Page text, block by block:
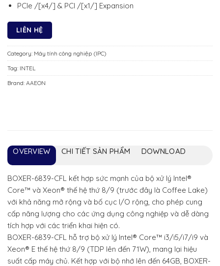
PCIe /[x4/] & PCI /[x1/] Expansion
LIÊN HỆ
Category: Máy tính công nghiệp (IPC)
Tag: INTEL
Brand: AAEON
OVERVIEW CHI TIẾT SẢN PHẨM DOWNLOAD
BOXER-6839-CFL kết hợp sức mạnh của bộ xử lý Intel®
Core™ và Xeon® thế hệ thứ 8/9 (trước đây là Coffee Lake)
với khả năng mở rộng và bố cục I/O rộng, cho phép cung
cấp năng lượng cho các ứng dụng công nghiệp và dễ dàng
tích hợp với các triển khai hiện có.
BOXER-6839-CFL hỗ trợ bộ xử lý Intel® Core™ i3/i5/i7/i9 và
Xeon® E thế hệ thứ 8/9 (TDP lên đến 71W), mang lại hiệu
suất cấp máy chủ. Kết hợp với bộ nhớ lên đến 64GB, BOXER-